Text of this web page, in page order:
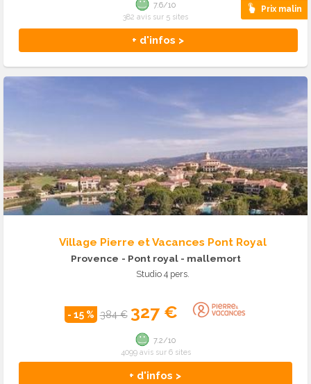
Prix malin
+ d'infos >
7.6/10
382 avis sur 5 sites
Village Pierre et Vacances Pont Royal
Provence - Pont royal - mallemort
Studio 4 pers.
- 15 % 384 € 327 €
+ d'infos >
7.2/10
4099 avis sur 6 sites